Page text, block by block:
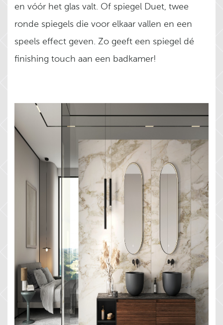
en vóór het glas valt. Of spiegel Duet, twee
ronde spiegels die voor elkaar vallen en een
speels effect geven. Zo geeft een spiegel dé
finishing touch aan een badkamer!